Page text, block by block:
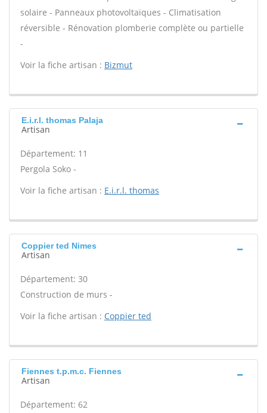
solaire - Panneaux photovoltaïques - Climatisation
réversible - Rénovation plomberie complète ou partielle
-
Voir la fiche artisan : Bizmut
E.i.r.l. thomas Palaja
Artisan
Département: 11
Pergola Soko -
Voir la fiche artisan : E.i.r.l. thomas
Coppier ted Nimes
Artisan
Département: 30
Construction de murs -
Voir la fiche artisan : Coppier ted
Fiennes t.p.m.c. Fiennes
Artisan
Département: 62